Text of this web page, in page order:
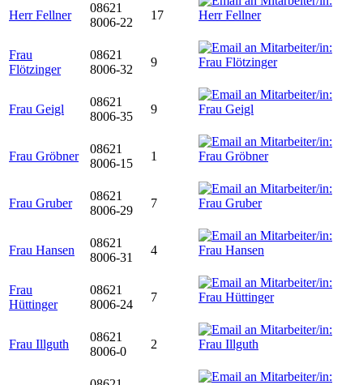
Herr Fellner
08621
8006-22
17
Frau
Flötzinger
08621
8006-32
9
Frau Geigl
08621
8006-35
9
Frau Gröbner
08621
8006-15
1
Frau Gruber
08621
8006-29
7
Frau Hansen
08621
8006-31
4
Frau
Hüttinger
08621
8006-24
7
Frau Illguth
08621
8006-0
2